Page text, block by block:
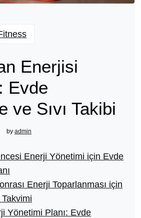
Enerjisi
Evde
ve Sıvı Takibi
by admin
Enerji Yönetimi için Evde
Enerji Toparlanması için
Takvimi
Yönetimi Planı: Evde